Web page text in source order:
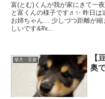
富(とむ)くんが我が家にきて一
と富くんの様子です♬✨ 昨日は
お姉ちゃん… 少しづつ距離が縮
しいです&#x...
柴犬・豆柴
【
奥